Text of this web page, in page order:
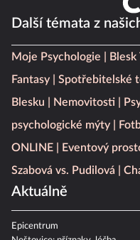
Další témata z
Moje Psychologie
Fantasy
Spotřebitelské
Blesku
Nemovitosti
psychologické mýty
ONLINE
Eventový
Szabová vs. Pudilová
Aktuálně
Epicentrum